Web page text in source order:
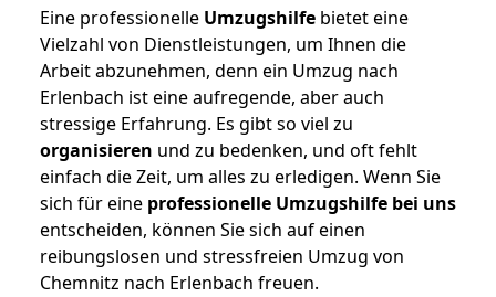
Eine professionelle Umzugshilfe bietet eine
Vielzahl von Dienstleistungen, um Ihnen die
Arbeit abzunehmen, denn ein Umzug nach
Erlenbach ist eine aufregende, aber auch
stressige Erfahrung. Es gibt so viel zu
organisieren und zu bedenken, und oft fehlt
einfach die Zeit, um alles zu erledigen. Wenn Sie
sich für eine professionelle Umzugshilfe bei uns
entscheiden, können Sie sich auf einen
reibungslosen und stressfreien Umzug von
Chemnitz nach Erlenbach freuen.